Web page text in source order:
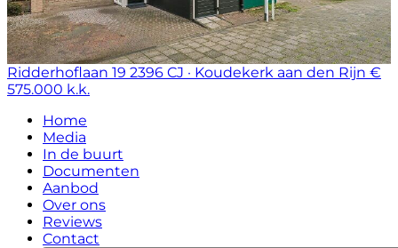
Ridderhoflaan 19 2396 CJ · Koudekerk aan den Rijn €
575.000 k.k.
Home
Media
In de buurt
Documenten
Aanbod
Over ons
Reviews
Contact